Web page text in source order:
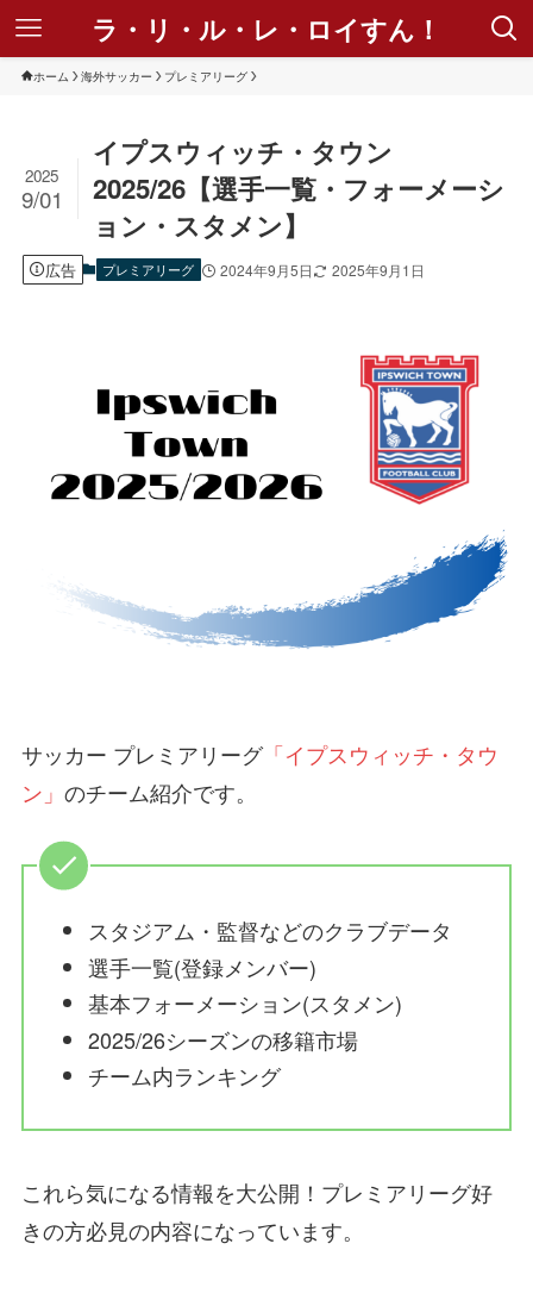
ラ・リ・ル・レ・ロイすん！
ホーム 海外サッカー プレミアリーグ
イプスウィッチ・タウン
2025/26【選手一覧・フォーメーシ
ョン・スタメン】
2025
9/01
広告 プレミアリーグ 2024年9月5日 2025年9月1日
サッカー プレミアリーグ「イプスウィッチ・タウ
ン」 のチーム紹介です。
スタジアム・監督などのクラブデータ
選手一覧(登録メンバー)
基本フォーメーション(スタメン)
2025/26シーズンの移籍市場
チーム内ランキング
これら気になる情報を大公開！プレミアリーグ好
きの方必見の内容になっています。